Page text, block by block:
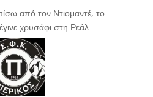
από τον Ντιομαντέ, το
χρυσάφι στη Ρεάλ